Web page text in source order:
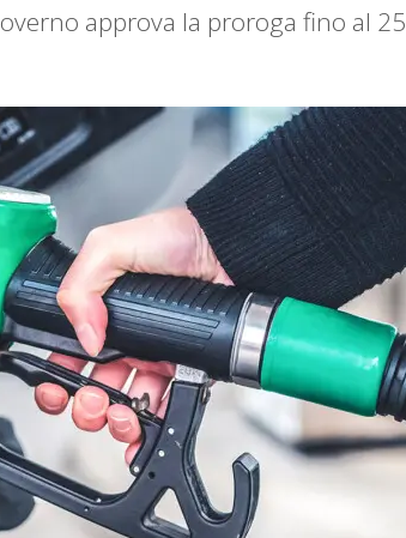
approva la proroga fino al 25